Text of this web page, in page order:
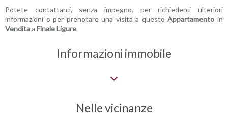
Potete contattarci, senza impegno, per richiederci ulteriori
informazioni o per prenotare una visita a questoAppartamento in
Venditaa Finale Ligure.
Informazioni immobile
Nelle vicinanze